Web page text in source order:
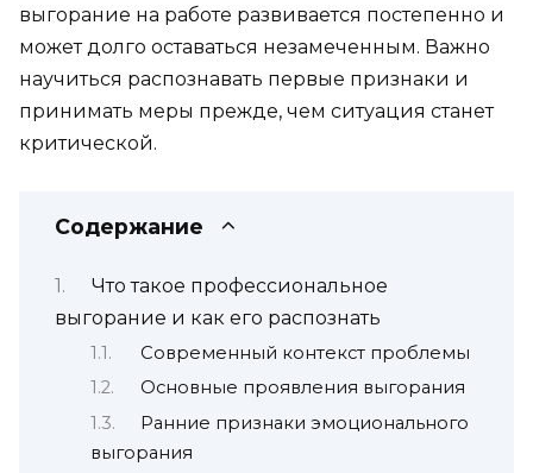
выгорание на работе развивается постепенно и
может долго оставаться незамеченным. Важно
научиться распознавать первые признаки и
принимать меры прежде, чем ситуация станет
критической.
Содержание
Что такое профессиональное
выгорание и как его распознать
Современный контекст проблемы
Основные проявления выгорания
Ранние признаки эмоционального
выгорания